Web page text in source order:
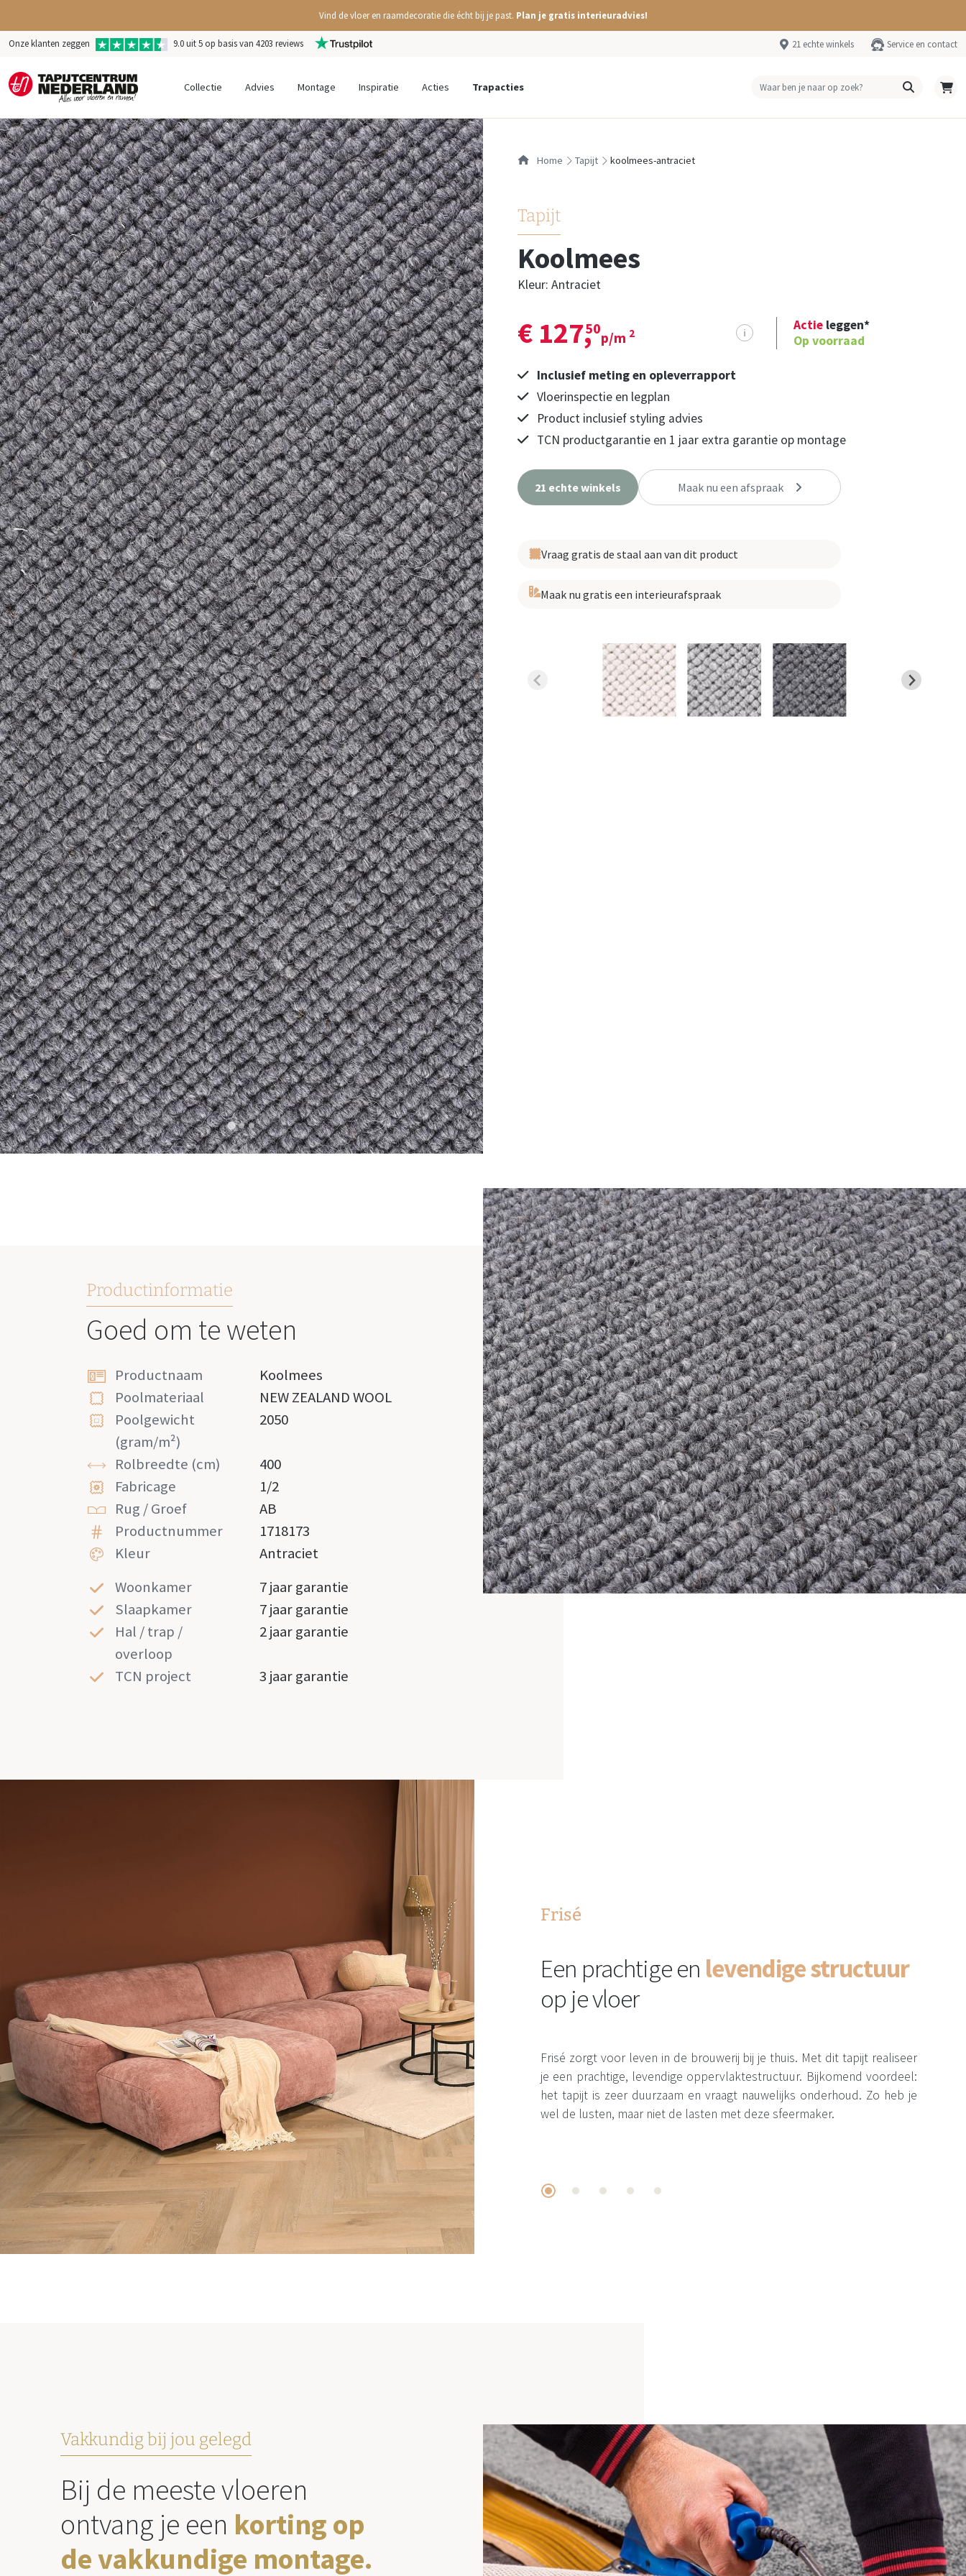
Vind de vloer en raamdecoratie die écht bij je past. Plan je gratis interieuradvies!
Onze klanten zeggen 9.0 uit 5 op basis van 4203 reviews 21 echte winkels Service en contact
Collectie Advies Montage Inspiratie Acties Trapacties
Home tapijt koolmees-antraciet
Tapijt
Koolmees
Kleur: Antraciet
€ 127,
50
p/m 2 i Actie leggen*
Op voorraad
Inclusief meting en opleverrapport
Vloerinspectie en legplan
Product inclusief styling advies
TCN productgarantie en 1 jaar extra garantie op montage
21 echte winkels Maak nu een afspraak
Vraag gratis de staal aan van dit product
Maak nu gratis een interieurafspraak
Productinformatie
Goed om te weten
Productnaam
Koolmees
Poolmateriaal
NEW ZEALAND WOOL
Poolgewicht
(gram/m²)
2050
Rolbreedte (cm)
400
Fabricage
1/2
Rug / Groef
AB
Productnummer
1718173
Kleur
Antraciet
Woonkamer
7 jaar garantie
Slaapkamer
7 jaar garantie
Hal / trap /
overloop
2 jaar garantie
TCN project 3 jaar garantie
Frisé
Een prachtige en levendige structuur
op je vloer
Frisé zorgt voor leven in de brouwerij bij je thuis. Met dit tapijt realiseer
je een prachtige, levendige oppervlaktestructuur. Bijkomend voordeel:
het tapijt is zeer duurzaam en vraagt nauwelijks onderhoud. Zo heb je
wel de lusten, maar niet de lasten met deze sfeermaker.
Vakkundig bij jou gelegd
Bij de meeste vloeren
ontvang je een korting op
de vakkundige montage.